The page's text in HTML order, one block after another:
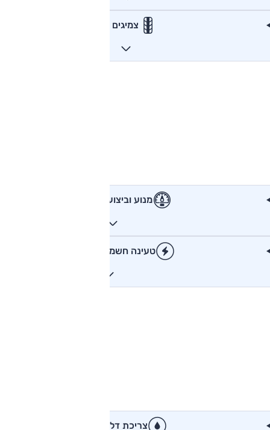
צמיגים
מנוע וביצועים
טעינה חשמלית
צריכת דלק